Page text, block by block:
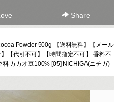
Share
Powder 500g 【送料無料】【メール
【代引不可】【時間指定不可】 香料不
カカオ豆100% [05] NICHIGA(ニチガ)